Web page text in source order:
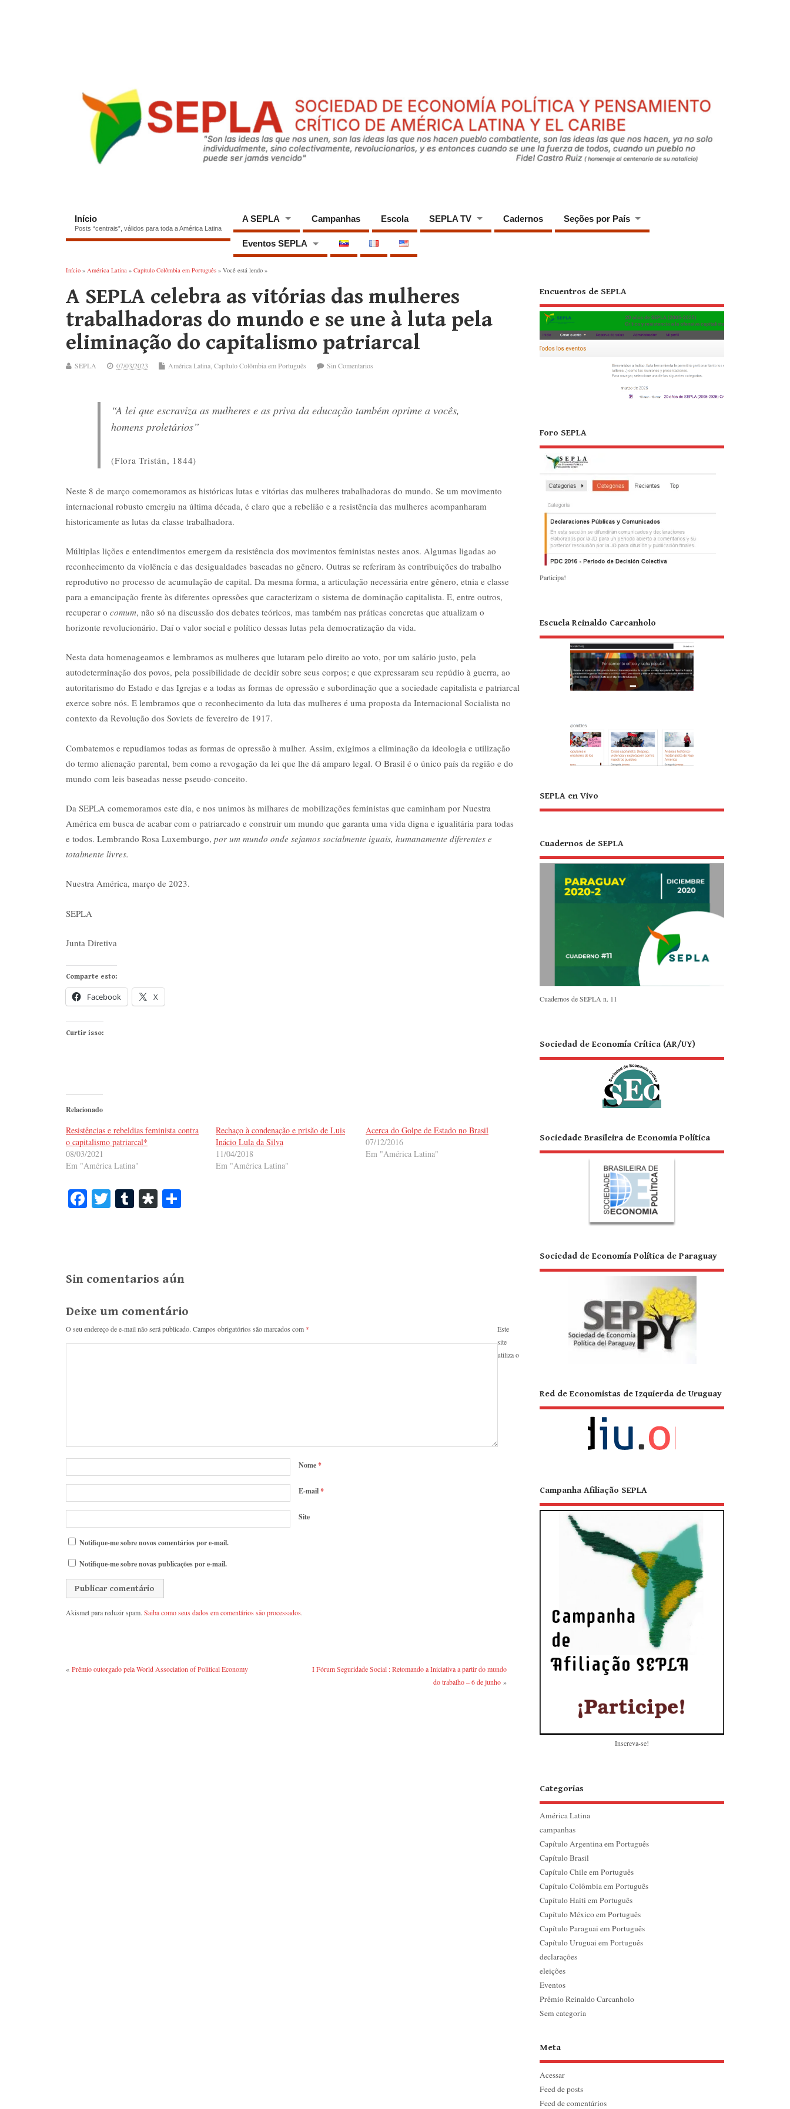
Início
Posts “centrais”, válidos para toda a América Latina
A SEPLA Campanhas Escola SEPLA TV Cadernos Seções por País
Eventos SEPLA
Início » América Latina » Capítulo Colômbia em Português » Você está lendo »
A SEPLA celebra as vitórias das mulheres
trabalhadoras do mundo e se une à luta pela
eliminação do capitalismo patriarcal
SEPLA 07/03/2023 América Latina Capítulo Colômbia em Português Sin Comentarios
“A lei que escraviza as mulheres e as priva da educação também oprime a vocês,
homens proletários”
(Flora Tristán, 1844)
Neste 8 de março comemoramos as históricas lutas e vitórias das mulheres trabalhadoras do mundo. Se um movimento
internacional robusto emergiu na última década, é claro que a rebelião e a resistência das mulheres acompanharam
historicamente as lutas da classe trabalhadora.
Múltiplas lições e entendimentos emergem da resistência dos movimentos feministas nestes anos. Algumas ligadas ao
reconhecimento da violência e das desigualdades baseadas no gênero. Outras se referiram às contribuições do trabalho
reprodutivo no processo de acumulação de capital. Da mesma forma, a articulação necessária entre gênero, etnia e classe
para a emancipação frente às diferentes opressões que caracterizam o sistema de dominação capitalista. E, entre outros,
recuperar o comum, não só na discussão dos debates teóricos, mas também nas práticas concretas que atualizam o
horizonte revolucionário. Daí o valor social e político dessas lutas pela democratização da vida.
Nesta data homenageamos e lembramos as mulheres que lutaram pelo direito ao voto, por um salário justo, pela
autodeterminação dos povos, pela possibilidade de decidir sobre seus corpos; e que expressaram seu repúdio à guerra, ao
autoritarismo do Estado e das Igrejas e a todas as formas de opressão e subordinação que a sociedade capitalista e patriarcal
exerce sobre nós. E lembramos que o reconhecimento da luta das mulheres é uma proposta da Internacional Socialista no
contexto da Revolução dos Soviets de fevereiro de 1917.
Combatemos e repudiamos todas as formas de opressão à mulher. Assim, exigimos a eliminação da ideologia e utilização
do termo alienação parental, bem como a revogação da lei que lhe dá amparo legal. O Brasil é o único país da região e do
mundo com leis baseadas nesse pseudo-conceito.
Da SEPLA comemoramos este dia, e nos unimos às milhares de mobilizações feministas que caminham por Nuestra
América em busca de acabar com o patriarcado e construir um mundo que garanta uma vida digna e igualitária para todas
e todos. Lembrando Rosa Luxemburgo, por um mundo onde sejamos socialmente iguais, humanamente diferentes e
totalmente livres.
Nuestra América, março de 2023.
SEPLA
Junta Diretiva
Comparte esto:
Facebook X
Curtir isso:
Relacionado
Resistências e rebeldias feminista contra
o capitalismo patriarcal*
08/03/2021
Em "América Latina"
Rechaço à condenação e prisão de Luis
Inácio Lula da Silva
11/04/2018
Em "América Latina"
Acerca do Golpe de Estado no Brasil
07/12/2016
Em "América Latina"
Fa T T
r
Di
Sin comentarios aún
Deixe um comentário
O seu endereço de e-mail não será publicado. Campos obrigatórios são marcados com *
Nome*
E-mail*
Site
Notifique-me sobre novos comentários por e-mail.
Notifique-me sobre novas publicações por e-mail.
Este
site
utiliza o
Akismet para reduzir spam. Saiba como seus dados em comentários são processados.
« Prêmio outorgado pela World Association of Political Economy
I Fórum Seguridade Social : Retomando a Iniciativa a partir do mundo
do trabalho – 6 de junho»
Encuentros de SEPLA
Foro SEPLA
Participa!
Escuela Reinaldo Carcanholo
SEPLA en Vivo
Cuadernos de SEPLA
Cuadernos de SEPLA n. 11
Sociedad de Economía Crítica (AR/UY)
Sociedade Brasileira de Economia Política
Sociedad de Economía Política de Paraguay
Red de Economistas de Izquierda de Uruguay
Campanha Afiliação SEPLA
Inscreva-se!
Categorias
América Latina
campanhas
Capítulo Argentina em Português
Capítulo Brasil
Capítulo Chile em Português
Capítulo Colômbia em Português
Capítulo Haiti em Português
Capítulo México em Português
Capítulo Paraguai em Português
Capítulo Uruguai em Português
declarações
eleições
Eventos
Prêmio Reinaldo Carcanholo
Sem categoria
Meta
Acessar
Feed de posts
Feed de comentários